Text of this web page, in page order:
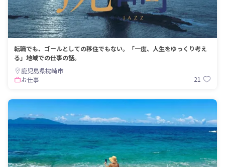
転職でも、ゴールとしての移住でもない。「一度、人生をゆっくり考え
る」地域での仕事の話。
鹿児島県枕崎市
お仕事
21